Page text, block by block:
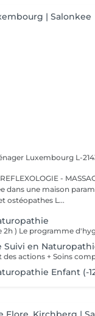
Luxembourg L-
-
ostéopathes L...
Suivi en
des actions + Soins
Enfant (-